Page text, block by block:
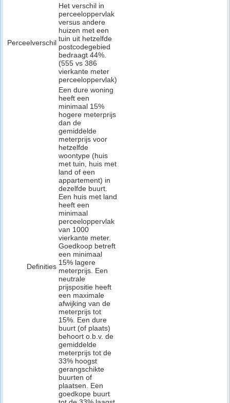
Perceelverschil
Het verschil in
perceeloppervlak
versus andere
huizen met een
tuin uit hetzelfde
postcodegebied
bedraagt 44%.
(555 vs 386
vierkante meter
perceeloppervlak)
Definities
Een dure woning
heeft een
minimaal 15%
hogere meterprijs
dan de
gemiddelde
meterprijs voor
hetzelfde
woontype (huis
met tuin, huis met
land of een
appartement) in
dezelfde buurt.
Een huis met land
heeft een
minimaal
perceeloppervlak
van 1000
vierkante meter.
Goedkoop betreft
een minimaal
15% lagere
meterprijs. Een
neutrale
prijspositie heeft
een maximale
afwijking van de
meterprijs tot
15%. Een dure
buurt (of plaats)
behoort o.b.v. de
gemiddelde
meterprijs tot de
33% hoogst
gerangschikte
buurten of
plaatsen. Een
goedkope buurt